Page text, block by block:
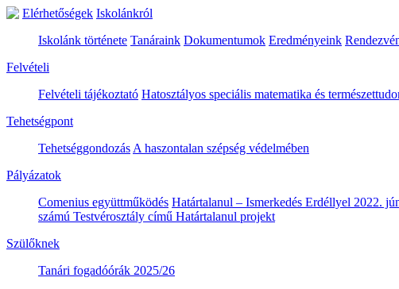
Elérhetőségek Iskolánkról
Iskolánk története Tanáraink Dokumentumok Eredményeink
Felvételi
Felvételi tájékoztató Hatosztályos speciális matematika és
Tehetségpont
Tehetséggondozás A haszontalan szépség védelmében
Pályázatok
Comenius együttműködés Határtalanul – Ismerkedés Erdéllyel 2022.
számú Testvérosztály című Határtalanul projekt
Szülőknek
Tanári fogadóórák 2025/26